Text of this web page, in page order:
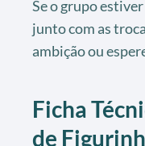
Se o grupo
junto com as
ambição ou
Ficha
de